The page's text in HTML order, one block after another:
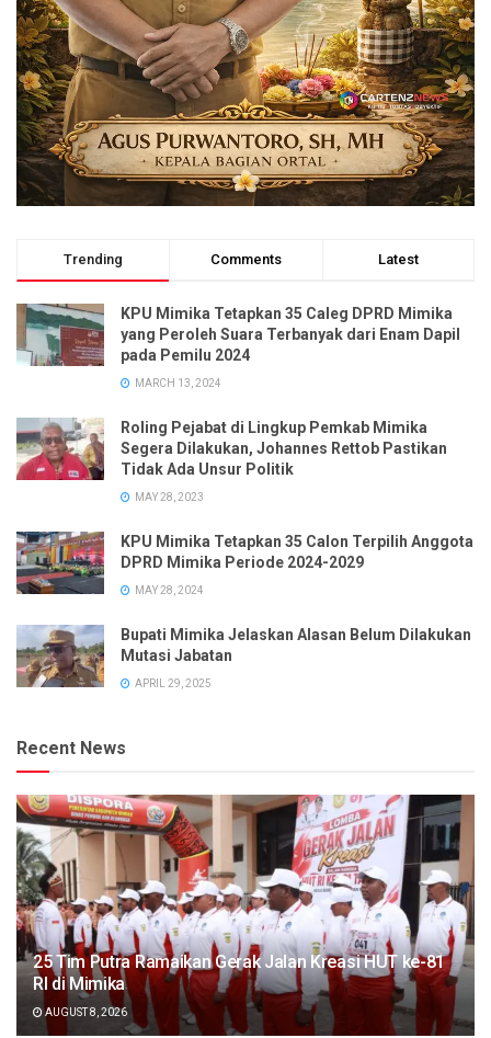
Trending Comments Latest
KPU Mimika Tetapkan 35 Caleg DPRD Mimika
yang Peroleh Suara Terbanyak dari Enam Dapil
pada Pemilu 2024
MARCH 13, 2024
Roling Pejabat di Lingkup Pemkab Mimika
Segera Dilakukan, Johannes Rettob Pastikan
Tidak Ada Unsur Politik
MAY 28, 2023
KPU Mimika Tetapkan 35 Calon Terpilih Anggota
DPRD Mimika Periode 2024-2029
MAY 28, 2024
Bupati Mimika Jelaskan Alasan Belum Dilakukan
Mutasi Jabatan
APRIL 29, 2025
Recent News
25 Tim Putra Ramaikan Gerak Jalan Kreasi HUT ke-81
RI di Mimika
AUGUST 8, 2026